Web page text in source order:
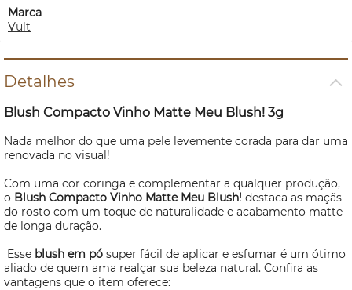
Marca
Vult
Detalhes
Blush Compacto Vinho Matte Meu Blush! 3g
Nada melhor do que uma pele levemente corada para dar uma
renovada no visual!
Com uma cor coringa e complementar a qualquer produção,
o Blush Compacto Vinho Matte Meu Blush! destaca as maçãs
do rosto com um toque de naturalidade e acabamento matte
de longa duração.
Esse blush em pó super fácil de aplicar e esfumar é um ótimo
aliado de quem ama realçar sua beleza natural. Confira as
vantagens que o item oferece: